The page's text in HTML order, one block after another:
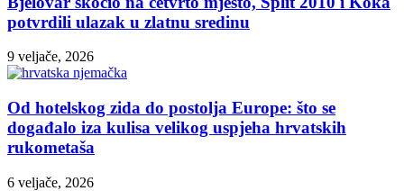
potvrdili ulazak u zlatnu sredinu
9 veljače, 2026
Od hotelskog zida do postolja Europe: što se
događalo iza kulisa velikog uspjeha hrvatskih
rukometaša
6 veljače, 2026